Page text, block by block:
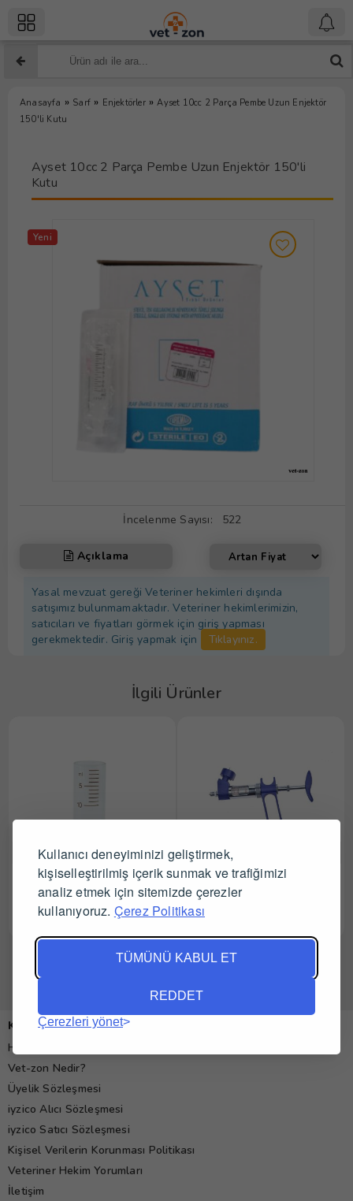
Kullanıcı deneyiminizi geliştirmek,
kişiselleştirilmiş içerik sunmak ve trafiğimizi
analiz etmek için sitemizde çerezler
kullanıyoruz. Çerez Politikası
TÜMÜNÜ KABUL ET
REDDET
Çerezleri yönet
Anasayfa » Sarf » Enjektörler » Ayset 10cc 2 Parça Pembe Uzun Enjektör
150'li Kutu
Ayset 10cc 2 Parça Pembe Uzun Enjektör 150'li
Kutu
Yeni
İncelenme Sayısı: 522
Açıklama
Yasal mevzuat gereği Veteriner hekimleri dışında
satışımız bulunmamaktadır. Veteriner hekimlerimizin,
satıcıları ve fiyatları görmek için giriş yapması
gerekmektedir. Giriş yapmak için
Tıklayınız.
İlgili Ürünler
Socorex Otomatik Enjektör
Camı 5 ml
Tüm Satıcıları Gör
Socorex Otomatik Enjektör
Şişe Adaptörlü 1 ml
Kurumsal
Hakkımızda
Vet-zon Nedir?
Üyelik Sözleşmesi
iyzico Alıcı Sözleşmesi
iyzico Satıcı Sözleşmesi
Kişisel Verilerin Korunması Politikası
Veteriner Hekim Yorumları
İletişim